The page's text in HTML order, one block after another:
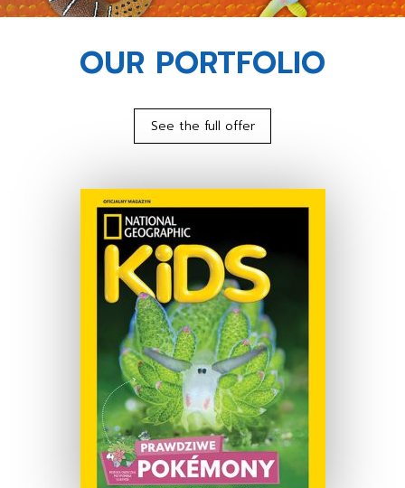
OUR PORTFOLIO
See the full offer